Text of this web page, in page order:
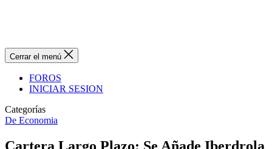
Cerrar el menú
FOROS
INICIAR SESION
Categorías
De Economia